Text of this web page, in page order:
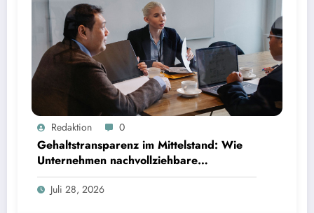
Gehaltstransparenz im Mittelstand: Wie Unternehmen nachvollziehbare Vergütungsmodelle
schaffenRedaktion 0
Gehaltstransparenz im Mittelstand: Wie
Unternehmen nachvollziehbare
Vergütungsmodelle schaffen
Juli 28, 2026